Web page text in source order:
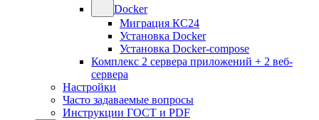
Docker
Миграция КС24
Установка Docker
Установка Docker-compose
Комплекс 2 сервера приложений + 2 веб-
сервера
Настройки
Часто задаваемые вопросы
Инструкции ГОСТ и PDF